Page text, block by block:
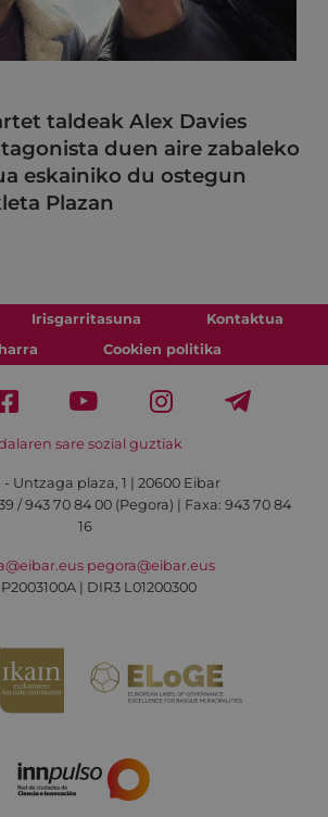
taldeak Alex Davies
duen aire zabaleko
eskainiko du ostegun
Plazan
Irisgarritasuna
Kontaktua
Cookien politika
sare sozial guztiak
Untzaga plaza, 1 | 20600 Eibar
/ 943 70 84 00 (Pegora) | Faxa: 943 70 84
16
pegora@eibar.eus
P2003100A | DIR3 L01200300